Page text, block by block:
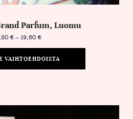
Parfum, Luomu
€– 19,60 €
VAIHTOEHDOISTA